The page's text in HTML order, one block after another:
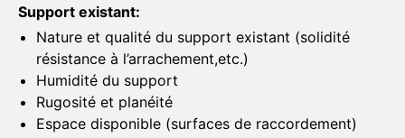
Support existant:
Nature et qualité du support existant (solidité
résistance à l’arrachement,etc.)
Humidité du support
Rugosité et planéité
Espace disponible (surfaces de raccordement)